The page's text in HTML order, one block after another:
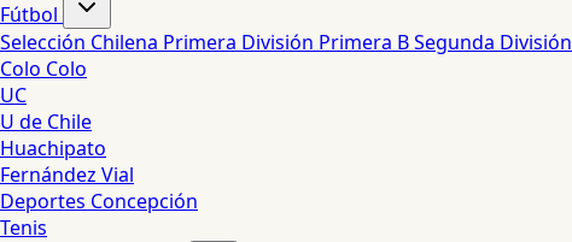
Fútbol
Selección Chilena Primera División Primera BSegunda División
Colo Colo
UC
U de Chile
Huachipato
Fernández Vial
Deportes Concepción
Tenis